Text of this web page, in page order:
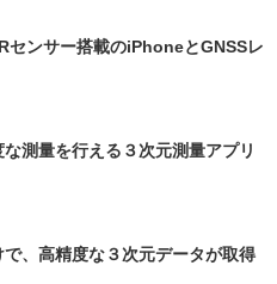
センサー搭載のiPhoneとGNSSレ
測量を行える３次元測量アプリ
、高精度な３次元データが取得